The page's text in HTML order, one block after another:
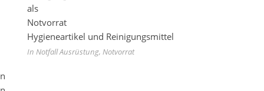
Hygieneartikel und Reinigungsmittel
In Notfall Ausrüstung, Notvorrat